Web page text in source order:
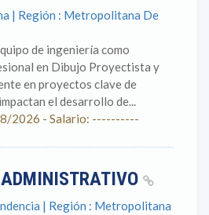
| Región : Metropolitana De
de ingeniería como
en Dibujo Proyectista y
en proyectos clave de
el desarrollo de...
2026 - Salario: ----------
| Región : Metropolitana